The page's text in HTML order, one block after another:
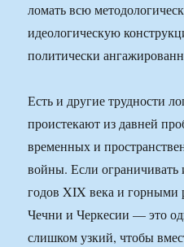
ломать всю
идеологическую
политически
Есть и другие трудности
проистекают из давней
временных и
войны. Если
годов XIX века и горными
Чечни и Черкесии — это
слишком узкий, чтобы